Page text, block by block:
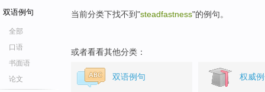
双语例句
全部
口语
书面语
论文
当前分类下找不到"steadfastness"的例句。
或者看看其他分类：
双语例句 权威